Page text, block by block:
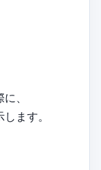
、
ます。